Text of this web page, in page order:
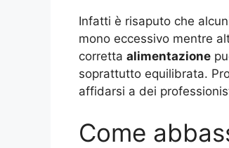
Infatti è risaputo che
mono eccessivo mentre
corretta alimentazione
soprattutto equilibrata.
affidarsi a dei
Come